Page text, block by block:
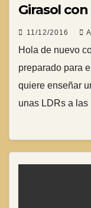
Girasol con
11/12/2016
Hola de nuevo
preparado para
quiere enseñar
unas LDRs a